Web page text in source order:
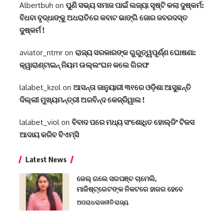
Albertbuh on ପୁଣି ସଭ୍ୟ ସମାଜ ପାଇଁ ଲଜ୍ୟା ସୃଷ୍ଟି କଲା ଦୁଷ୍କର୍ମ:
ବିଧବା ବୃଦ୍ଧାଙ୍କୁ ଅଧରାତିରେ କବାଟ ଭାଙ୍ଗି ଜୋର ଜବରଦସ୍ତ
ଦୁଷ୍କର୍ମ !
aviator_ntmr on ରାଜ୍ୟ ସରକାରଙ୍କ ଗୁରୁତ୍ୱପୂର୍ଣ୍ଣ ଘୋଷଣା:
କ୍ୱାରାଣ୍ଟାଇନ୍‌ ନିୟମ ଉଲ୍ଲଂଘନ କଲେ ଗିରଫ
lalabet_kzolon ଆସନ୍ତା ଜାନୁୟାରୀ ୩୧ରେ ଓଡ଼ିଶା ଆସୁଛନ୍ତି
ଦିଲ୍ଲୀ ମୁଖ୍ୟମନ୍ତ୍ରୀ ଅରବିନ୍ଦ କେଜ୍ରିୱାଲ !
lalabet_violon ବିବାଦ ପରେ ମଧ୍ୟ ସଂଶୋଧିତ ହୋଲ୍ଡିଂ ଟିକସ
ଆଦାୟ କରିବ ବିଏମ୍‌ସି
Latest News
ଜେଲ୍ ଗଲେ ସରପଞ୍ଚ ଚାମେଲି,
ମାଜିଷ୍ଟ୍ରେଟଙ୍କ ନିକଟରେ ହାଜର ହେବେ
ଅପରାଧରାଜନୀତିରାଜ୍ୟ